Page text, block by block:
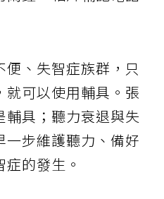
、失智症族群，只
可以使用輔具。張
具；聽力衰退與失
步維護聽力、備好
的發生。